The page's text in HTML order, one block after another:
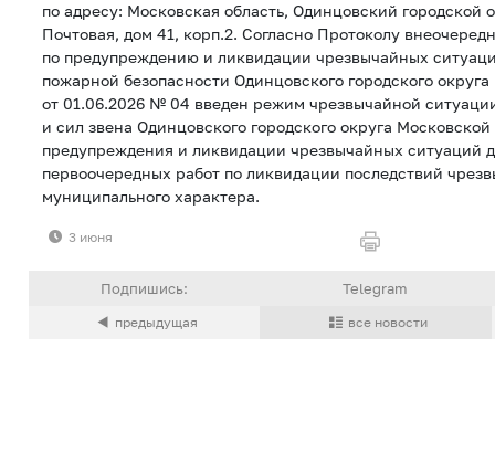
по адресу: Московская область, Одинцовский городской
Почтовая, дом 41, корп.2. Согласно Протоколу
по предупреждению и ликвидации чрезвычайных
пожарной безопасности Одинцовского городского
от 01.06.2026 № 04 введен режим чрезвычайной
и сил звена Одинцовского городского округа
предупреждения и ликвидации чрезвычайных ситуаций
первоочередных работ по ликвидации последствий
муниципального характера.
3 июня